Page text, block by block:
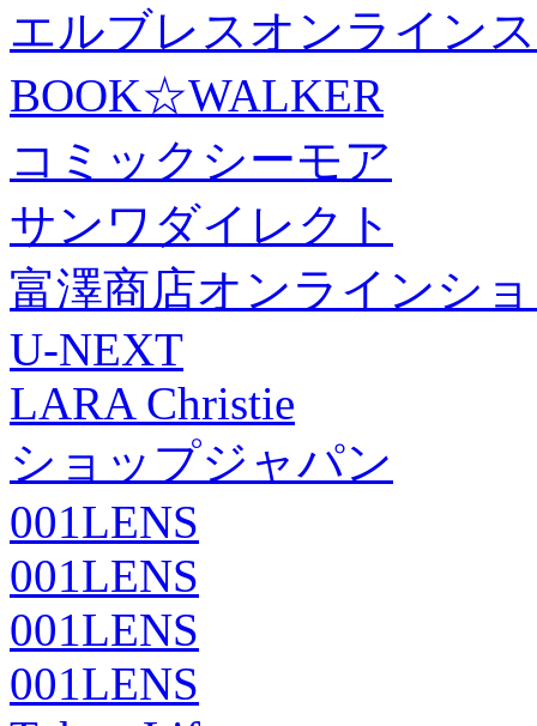
エルブレスオンライン
BOOK☆WALKER
コミックシーモア
サンワダイレクト
富澤商店オンラインシ
U-NEXT
LARA Christie
ショップジャパン
001LENS
001LENS
001LENS
001LENS